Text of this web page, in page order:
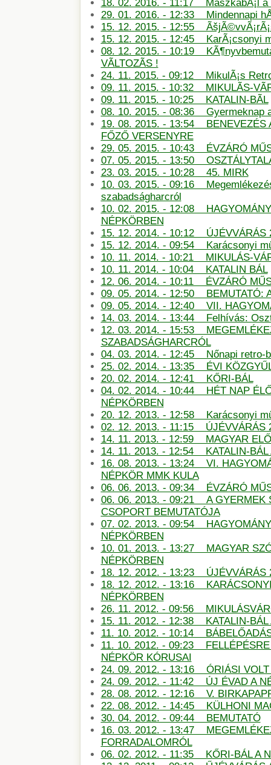
18. 02. 2016. - 11:17 MaszkabÃ¡l a
29. 01. 2016. - 12:33 Mindennapi
15. 12. 2015. - 12:55
15. 12. 2015. - 12:45 KarÃ¡csonyi
08. 12. 2015. - 10:19
VÃLTOZÃS !
24. 11. 2015. - 09:12 MikulÃ¡s
09. 11. 2015. - 10:32 MIKULÃS-
09. 11. 2015. - 10:25 KATALIN-BÃL
08. 10. 2015. - 08:36 Gyermeknap
19. 08. 2015. - 13:54 BENEVEZÉS
FŐZŐ VERSENYRE
29. 05. 2015. - 10:43 ÉVZÁRÓ
07. 05. 2015. - 13:50
23. 03. 2015. - 10:28 45. MIRK
10. 03. 2015. - 09:16
szabadságharcról
10. 02. 2015. - 12:08
NÉPKÖRBEN
15. 12. 2014. - 10:12 ÚJÉVVÁRÁS
15. 12. 2014. - 09:54 Karácsonyi
10. 11. 2014. - 10:21 MIKULÁS-
10. 11. 2014. - 10:04 KATALIN BÁL
12. 06. 2014. - 10:11 ÉVZÁRÓ
09. 05. 2014. - 12:50 BEMUTATÓ:
09. 05. 2014. - 12:40 VII.
14. 03. 2014. - 13:44 Felhívás:
12. 03. 2014. - 15:53
SZABADSÁGHARCRÓL
04. 03. 2014. - 12:45 Nőnapi retro-
25. 02. 2014. - 13:35 ÉVI
20. 02. 2014. - 12:41 KŐRI-BÁL
04. 02. 2014. - 10:44 HÉT NAP
NÉPKÖRBEN
20. 12. 2013. - 12:58 Karácsonyi
02. 12. 2013. - 11:15 ÚJÉVVÁRÁS
14. 11. 2013. - 12:59 MAGYAR
14. 11. 2013. - 12:54 KATALIN-BÁL
16. 08. 2013. - 13:24 VI.
NÉPKÖR MMK KULA
06. 06. 2013. - 09:34 ÉVZÁRÓ
06. 06. 2013. - 09:21 A GYERMEK
CSOPORT BEMUTATÓJA
07. 02. 2013. - 09:54
NÉPKÖRBEN
10. 01. 2013. - 13:27 MAGYAR
NÉPKÖRBEN
18. 12. 2012. - 13:23 ÚJÉVVÁRÁS
18. 12. 2012. - 13:16
NÉPKÖRBEN
26. 11. 2012. - 09:56
15. 11. 2012. - 12:38 KATALIN-BÁL
11. 10. 2012. - 10:14
11. 10. 2012. - 09:23 FELLÉPÉSRE
NÉPKÖR KÓRUSAI
24. 09. 2012. - 13:16 ÓRIÁSI VOLT
24. 09. 2012. - 11:42 ÚJ ÉVAD A
28. 08. 2012. - 12:16 V.
22. 08. 2012. - 14:45 KÜLHONI
30. 04. 2012. - 09:44 BEMUTATÓ
16. 03. 2012. - 13:47
FORRADALOMRÓL
06. 02. 2012. - 11:35 KŐRI-BÁL A